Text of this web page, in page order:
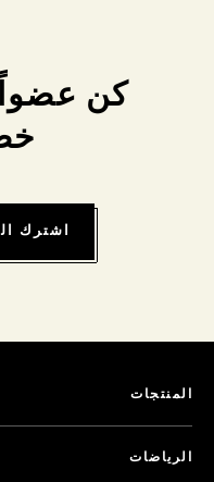
كن
اشترك
المنتجات
الرياضات